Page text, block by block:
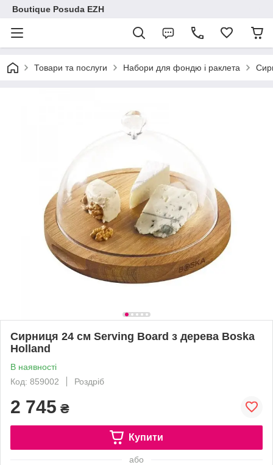
Boutique Posuda EZH
Товари та послуги Набори для фондю і раклета
Сирниця 24 см Serving Board з дерева Boska
Holland
В наявності
Код: 859002
Роздріб
2 745 ₴
Купити
або